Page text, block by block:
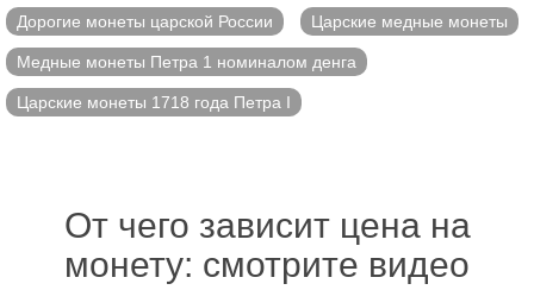
Дорогие монеты царской России Царские медные монеты
Медные монеты Петра 1 номиналом денга
Царские монеты 1718 года Петра I
От чего зависит цена на
монету: смотрите видео